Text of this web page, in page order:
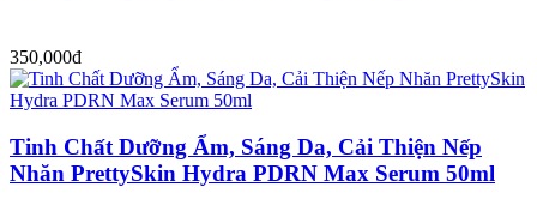
350,000đ
Tinh Chất Dưỡng Ẩm, Sáng Da, Cải Thiện Nếp
Nhăn PrettySkin Hydra PDRN Max Serum 50ml